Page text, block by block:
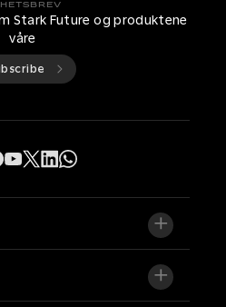
Stark Future og produktene
våre